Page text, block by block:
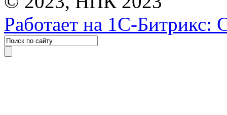
Работает на 1С-Битрикс: